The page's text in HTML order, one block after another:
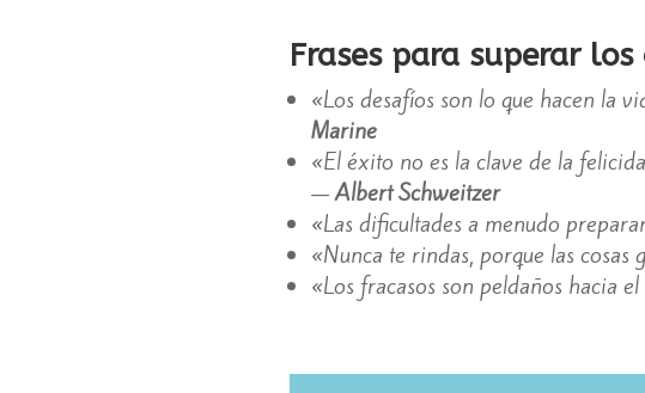
Frases para superar
«Los desafíos son lo que hacen la
Marine
«El éxito no es la clave de la
—Albert Schweitzer
«Las dificultades a menudo
«Nunca te rindas, porque las
«Los fracasos son peldaños hacia